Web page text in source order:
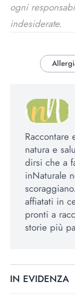
ogni
indesiderate.
natura e
dirsi che a
inNaturale
affiatati in
pronti a
storie più
IN EVIDENZA